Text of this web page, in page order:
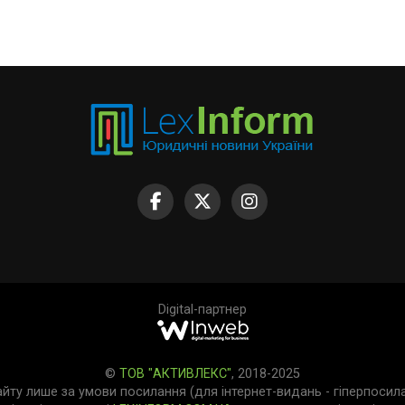
Digital-партнер
© ТОВ "АКТИВЛЕКС", 2018-2025
лише за умови посилання (для інтернет-видань -